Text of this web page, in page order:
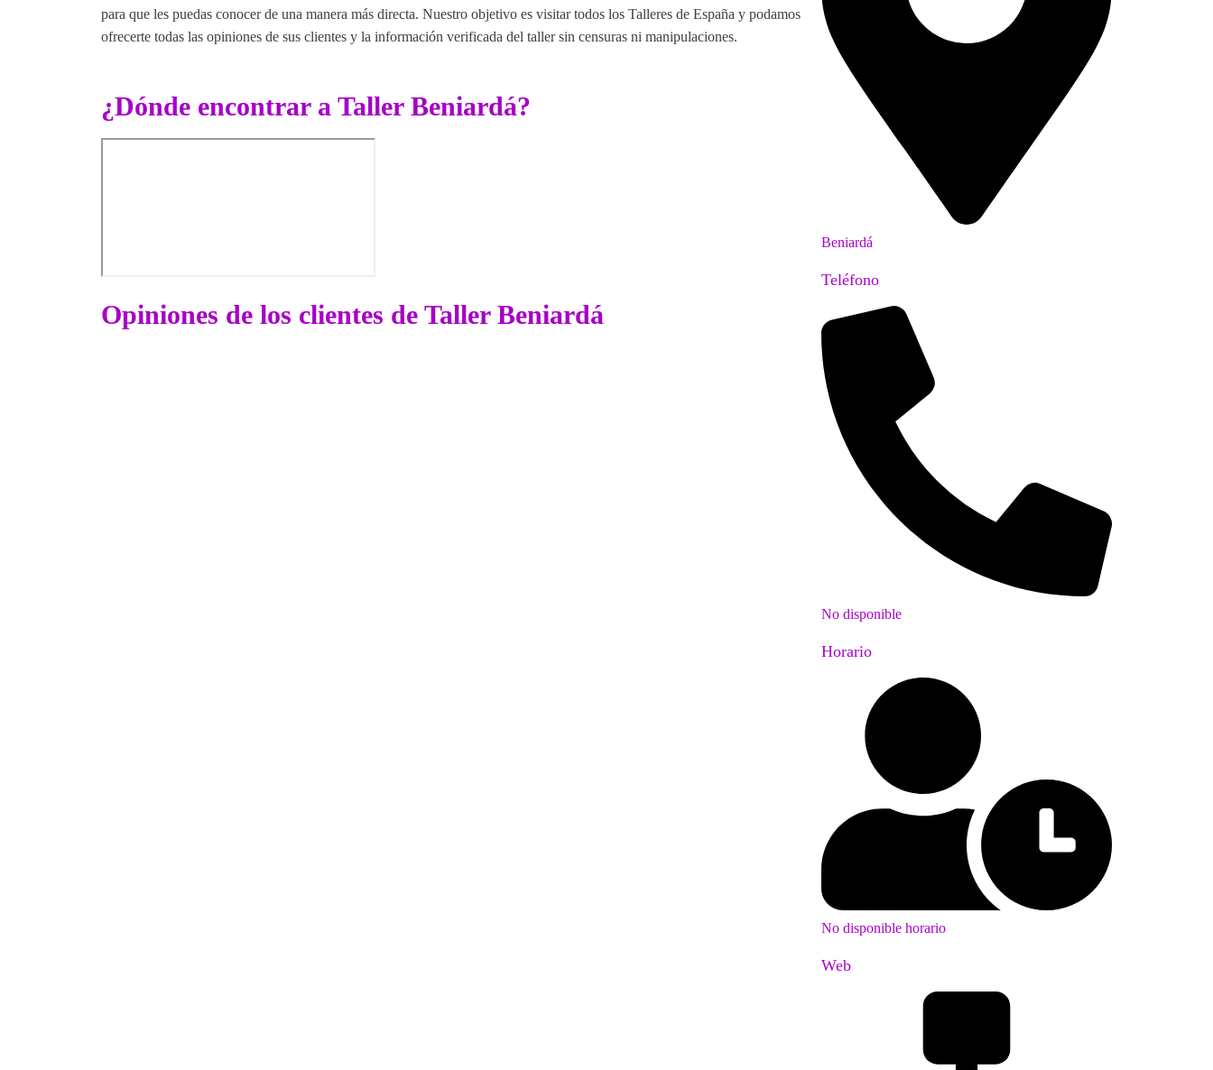
para que les puedas conocer de una manera más directa. Nuestro objetivo es visitar todos los Talleres de España y podamos
ofrecerte todas las opiniones de sus clientes y la información verificada del taller sin censuras ni manipulaciones.
¿Dónde encontrar a Taller Beniardá?
Opiniones de los clientes de Taller Beniardá
Beniardá
Teléfono
No disponible
Horario
No disponible horario
Web